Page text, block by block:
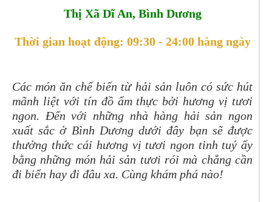
Thị Xã Dĩ An, Bình Dương
Thời gian hoạt động: 09:30 - 24:00 hàng ngày
Các món ăn chế biến từ hải sản luôn có sức hút
mãnh liệt với tín đồ ẩm thực bởi hương vị tươi
ngon. Đến với những nhà hàng hải sản ngon
xuất sắc ở Bình Dương dưới đây bạn sẽ được
thưởng thức cái hương vị tươi ngon tinh tuý ấy
bằng những món hải sản tươi rói mà chẳng cần
đi biển hay đi đâu xa. Cùng khám phá nào!